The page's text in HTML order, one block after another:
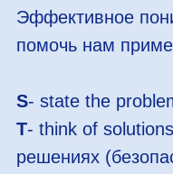
Эффективное
помочь нам
S- state the
T- think of
решениях